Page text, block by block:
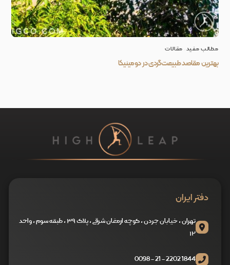
مطالب مفید مقالات
بهترین مقاصد طبیعت‌گردی در دومینیکا
دفتر ایران
تهران ، خیابان جردن ، کوچه ارمغان شرقی ، پلاک ۳۹ ، طبقه سوم ، واحد
۱۲
1844 2202 - 21 - 0098